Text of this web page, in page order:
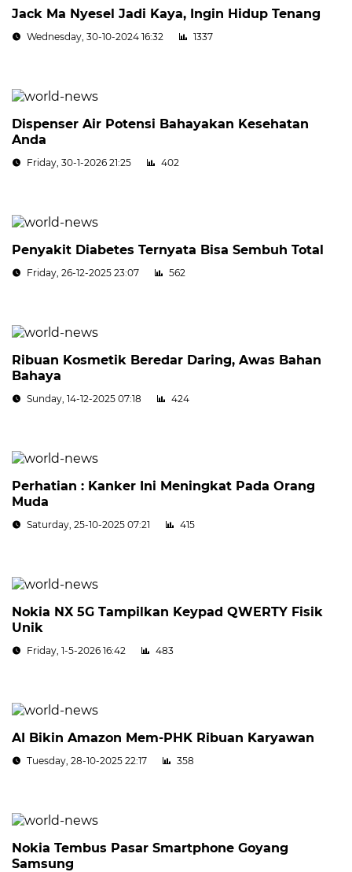
Jack Ma Nyesel Jadi Kaya, Ingin Hidup Tenang
Wednesday, 30-10-2024 16:32 1337
Dispenser Air Potensi Bahayakan Kesehatan
Anda
Friday, 30-1-2026 21:25 402
Penyakit Diabetes Ternyata Bisa Sembuh Total
Friday, 26-12-2025 23:07 562
Ribuan Kosmetik Beredar Daring, Awas Bahan
Bahaya
Sunday, 14-12-2025 07:18 424
Perhatian : Kanker Ini Meningkat Pada Orang
Muda
Saturday, 25-10-2025 07:21 415
Nokia NX 5G Tampilkan Keypad QWERTY Fisik
Unik
Friday, 1-5-2026 16:42 483
AI Bikin Amazon Mem-PHK Ribuan Karyawan
Tuesday, 28-10-2025 22:17 358
Nokia Tembus Pasar Smartphone Goyang
Samsung